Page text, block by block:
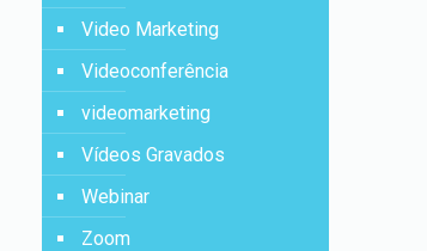
Video Marketing
Videoconferência
videomarketing
Vídeos Gravados
Webinar
Zoom